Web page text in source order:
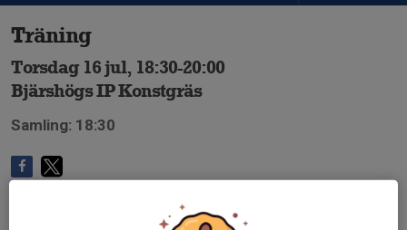
Träning
Torsdag 16 jul, 18:30-20:00
Bjärshögs IP Konstgräs
Samling: 18:30